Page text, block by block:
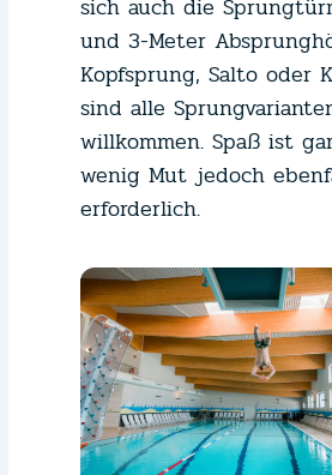
sich auch die
und 3-Meter
Kopfsprung, Salto oder
sind alle
willkommen. Spaß ist
wenig Mut jedoch
erforderlich.